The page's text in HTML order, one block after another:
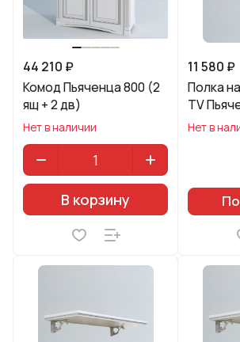
44 210 ₽
Комод Пьяченца 800 (2
ящ + 2 дв)
Нет в наличии
В корзину
11 580 ₽
Полка
TV
Нет в